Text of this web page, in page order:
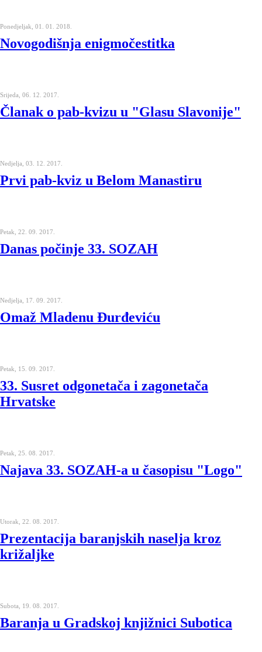
Ponedjeljak, 01. 01. 2018.
Novogodišnja enigmočestitka
Srijeda, 06. 12. 2017.
Članak o pab-kvizu u "Glasu Slavonije"
Nedjelja, 03. 12. 2017.
Prvi pab-kviz u Belom Manastiru
Petak, 22. 09. 2017.
Danas počinje 33. SOZAH
Nedjelja, 17. 09. 2017.
Omaž Mladenu Đurđeviću
Petak, 15. 09. 2017.
33. Susret odgonetača i zagonetača
Hrvatske
Petak, 25. 08. 2017.
Najava 33. SOZAH-a u časopisu "Logo"
Utorak, 22. 08. 2017.
Prezentacija baranjskih naselja kroz
križaljke
Subota, 19. 08. 2017.
Baranja u Gradskoj knjižnici Subotica